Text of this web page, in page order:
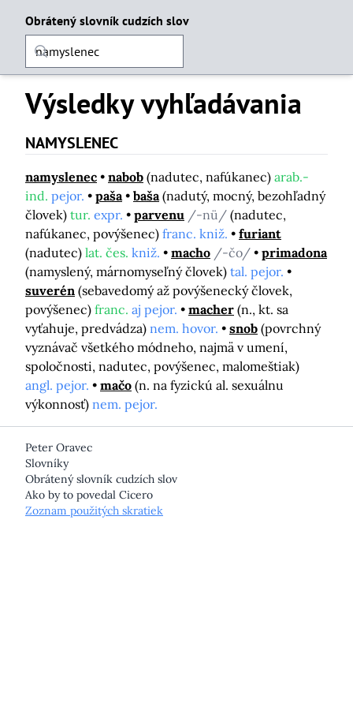
Obrátený slovník cudzích slov
Výsledky vyhľadávania
NAMYSLENEC
namyslenec nabob (nadutec, nafúkanec) arab.-
ind. pejor. paša baša (nadutý, mocný, bezohľadný
človek) tur. expr. parvenu /-nü/ (nadutec,
nafúkanec, povýšenec) franc. kniž.
furiant
(nadutec) lat. čes. kniž. macho /-čo/
primadona
(namyslený, márnomyseľný človek) tal. pejor.
suverén (sebavedomý až povýšenecký človek,
povýšenec) franc. aj pejor. macher (n., kt. sa
vyťahuje, predvádza) nem. hovor. snob (povrchný
vyznávač všetkého módneho, najmä v umení,
spoločnosti, nadutec, povýšenec, malomeštiak)
angl. pejor.
mačo (n. na fyzickú al. sexuálnu
výkonnosť) nem. pejor.
Peter Oravec
Slovníky
Obrátený slovník cudzích slov
Ako by to povedal Cicero
Zoznam použitých skratiek